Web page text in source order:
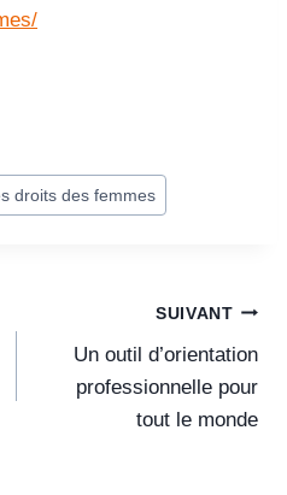
droits des femmes
SUIVANT
Un outil d’orientation
professionnelle pour
tout le monde